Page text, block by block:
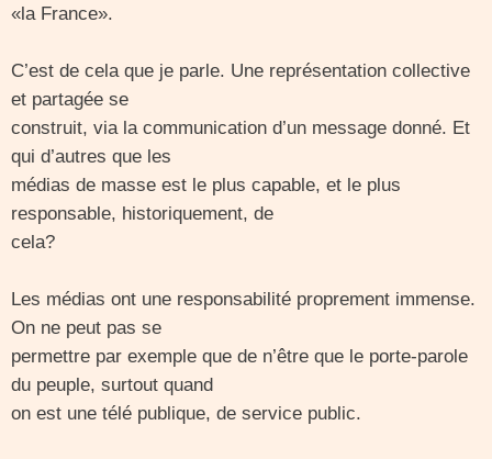
«la France».
C’est de cela que je parle. Une représentation collective
et partagée se
construit, via la communication d’un message donné. Et
qui d’autres que les
médias de masse est le plus capable, et le plus
responsable, historiquement, de
cela?
Les médias ont une responsabilité proprement immense.
On ne peut pas se
permettre par exemple que de n’être que le porte-parole
du peuple, surtout quand
on est une télé publique, de service public.